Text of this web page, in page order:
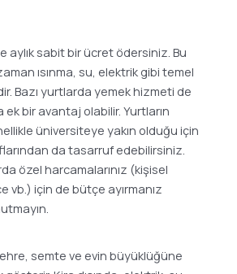
aylık sabit bir ücret ödersiniz. Bu
ısınma, su, elektrik gibi temel
Bazı yurtlarda yemek hizmeti de
ek bir avantaj olabilir. Yurtların
üniversiteye yakın olduğu için
da tasarruf edebilirsiniz.
özel harcamalarınız (kişisel
vb.) için de bütçe ayırmanız
semte ve evin büyüklüğüne